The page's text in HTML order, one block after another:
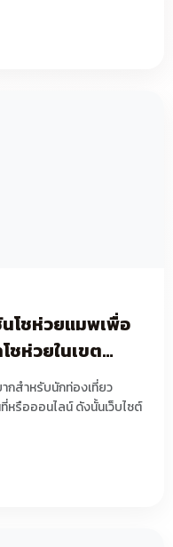
โชห่วยแมพเพื่อ
ชห่วยในเขต
รี
ากสำหรับนักท่องเที่ยว
หรือออนไลน์ ดังนั้นเว็บไซต์